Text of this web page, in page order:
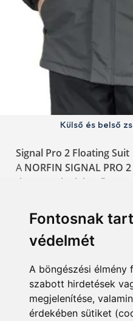
Fontosnak
védelmét
A böngészési élmény
szabott hirdetések
megjelenítése,
érdekében sütiket
Külső és belső
Signal Pro 2 Floating Suit
A NORFIN SIGNAL PRO 2
thermoruha lebegő
csónakból végzett
meleget biztosít akár -25 °
Vízszigetelés:10
Légáteresztés:
Szigetelés: